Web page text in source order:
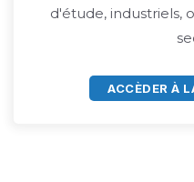
d'étude, industriels,
ACCÈDER À